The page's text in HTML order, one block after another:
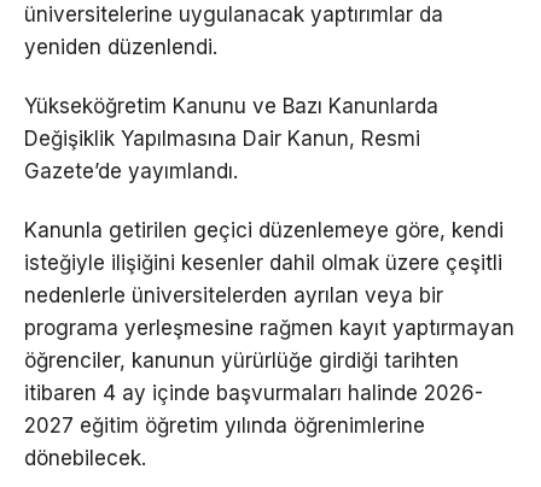
üniversitelerine uygulanacak yaptırımlar da
yeniden düzenlendi.
Yükseköğretim Kanunu ve Bazı Kanunlarda
Değişiklik Yapılmasına Dair Kanun, Resmi
Gazete’de yayımlandı.
Kanunla getirilen geçici düzenlemeye göre, kendi
isteğiyle ilişiğini kesenler dahil olmak üzere çeşitli
nedenlerle üniversitelerden ayrılan veya bir
programa yerleşmesine rağmen kayıt yaptırmayan
öğrenciler, kanunun yürürlüğe girdiği tarihten
itibaren 4 ay içinde başvurmaları halinde 2026-
2027 eğitim öğretim yılında öğrenimlerine
dönebilecek.